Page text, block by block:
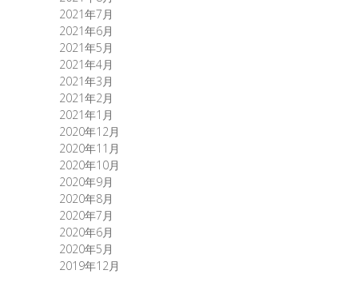
2021年7月
2021年6月
2021年5月
2021年4月
2021年3月
2021年2月
2021年1月
2020年12月
2020年11月
2020年10月
2020年9月
2020年8月
2020年7月
2020年6月
2020年5月
2019年12月